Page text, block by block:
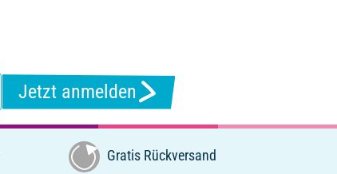
Jetzt anmelden
Gratis Rückversand